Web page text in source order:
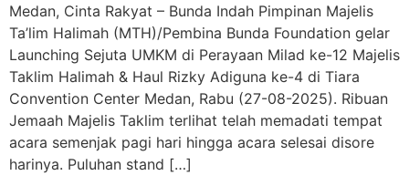
Medan, Cinta Rakyat – Bunda Indah Pimpinan Majelis
Ta’lim Halimah (MTH)/Pembina Bunda Foundation gelar
Launching Sejuta UMKM di Perayaan Milad ke-12 Majelis
Taklim Halimah & Haul Rizky Adiguna ke-4 di Tiara
Convention Center Medan, Rabu (27-08-2025). Ribuan
Jemaah Majelis Taklim terlihat telah memadati tempat
acara semenjak pagi hari hingga acara selesai disore
harinya. Puluhan stand […]